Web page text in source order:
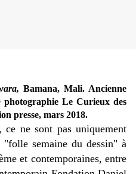
Bamana, Mali. Ancienne
Le Curieux des
presse, mars 2018.
ne sont pas uniquement
semaine du dessin" à
et contemporaines, entre